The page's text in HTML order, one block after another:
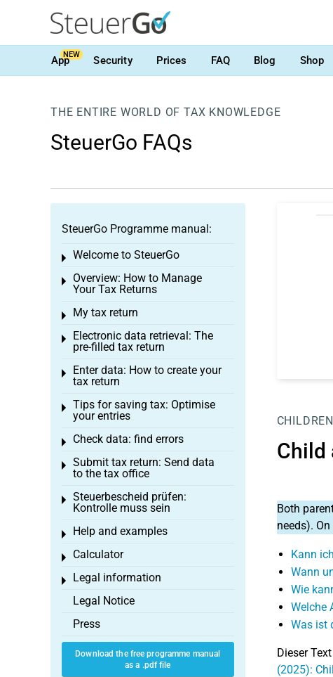
AppNEW Security Prices FAQ Blog Shop
THE ENTIRE WORLD OF TAX KNOWLEDGE
SteuerGo FAQs
CHILDREN
Child
Both
needs).
Kann
Wann
Wie
Welche
Was ist
Dieser
(2025):
SteuerGo Programme manual:
Welcome to SteuerGo
Toggle menu
Overview: How to Manage
Your Tax Returns
Toggle menu
My tax return
Toggle menu
Electronic data retrieval: The
pre-filled tax return
Toggle menu
Enter data: How to create your
tax return
Toggle menu
Tips for saving tax: Optimise
your entries
Toggle menu
Check data: find errors
Toggle menu
Submit tax return: Send data
to the tax office
Toggle menu
Steuerbescheid prüfen:
Kontrolle muss sein
Toggle menu
Help and examples
Toggle menu
Calculator
Toggle menu
Legal information
Toggle menu
Legal Notice
Press
Download the free programme manual
as a .pdf file